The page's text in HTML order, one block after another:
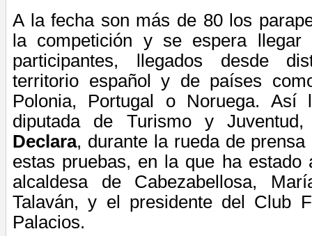
A la fecha son más de 80 los
la competición y se espera
participantes, llegados desde
territorio español y de países
Polonia, Portugal o Noruega. Así
diputada de Turismo y
Declara, durante la rueda de
estas pruebas, en la que ha estado
alcaldesa de Cabezabellosa,
Talaván, y el presidente del Club
Palacios.